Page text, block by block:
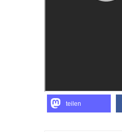
teilen